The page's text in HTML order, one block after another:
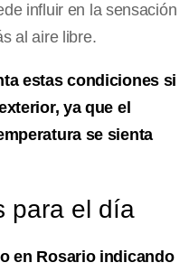
influir en la sensación
al aire libre.
estas condiciones si
ya que el
se sienta
para el día
en Rosario indicando